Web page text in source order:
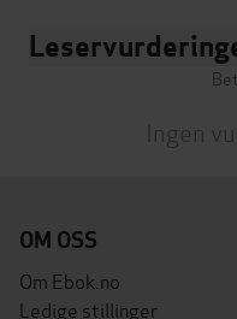
Ingen
OM OSS
Om Ebok.no
Ledige stillinger